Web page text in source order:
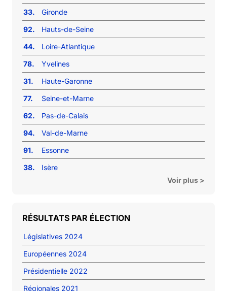
33.
Gironde
92.
Hauts-de-Seine
44.
Loire-Atlantique
78.
Yvelines
31.
Haute-Garonne
77.
Seine-et-Marne
62.
Pas-de-Calais
94.
Val-de-Marne
91.
Essonne
38.
Isère
Voir plus >
RÉSULTATS PAR ÉLECTION
Législatives 2024
Européennes 2024
Présidentielle 2022
Régionales 2021